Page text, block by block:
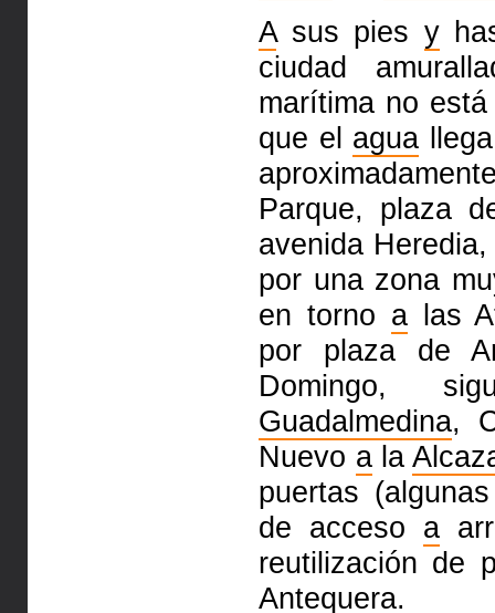
Asus pies y
ciudad
marítima no
que el agua
Parque, plaza
avenida
por una zona
en torno alas
por plaza de
Domingo,
Guadalmedina,
Nuevo ala
puertas
de acceso a
reutilización de
Antequera.